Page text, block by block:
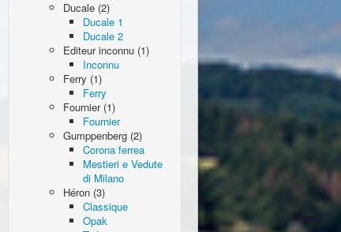
Ducale (2)
Ducale 1
Ducale 2
Editeur inconnu (1)
Inconnu
Ferry (1)
Ferry
Fournier (1)
Fournier
Gumppenberg (2)
Corona ferrea
Mestieri e Vedute
di Milano
Héron (3)
Classique
Opak